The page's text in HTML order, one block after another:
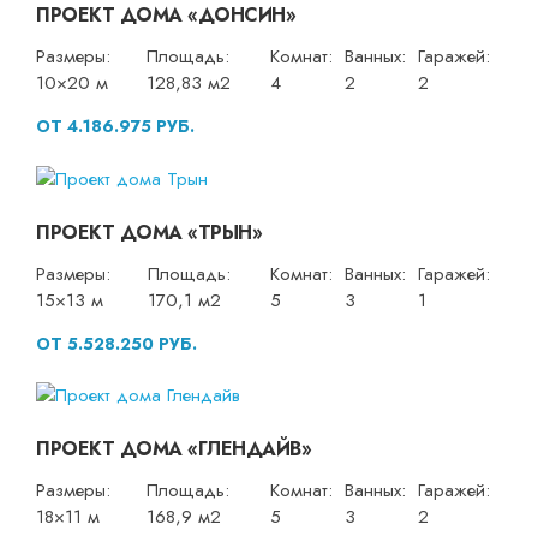
ПРОЕКТ ДОМА «ДОНСИН»
Размеры:
10×20 м
Площадь:
128,83 м2
Комнат:
4
Ванных:
2
Гаражей:
2
ОТ 4.186.975 РУБ.
ПРОЕКТ ДОМА «ТРЫН»
Размеры:
15×13 м
Площадь:
170,1 м2
Комнат:
5
Ванных:
3
Гаражей:
1
ОТ 5.528.250 РУБ.
ПРОЕКТ ДОМА «ГЛЕНДАЙВ»
Размеры:
18×11 м
Площадь:
168,9 м2
Комнат:
5
Ванных:
3
Гаражей:
2